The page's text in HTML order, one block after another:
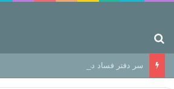
سر دفتر فساد در زمین‌، دوری وکناره‌گیری